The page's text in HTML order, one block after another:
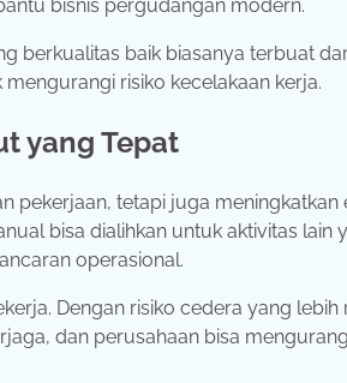
bisnis pergudangan modern.
berkualitas baik biasanya terbuat
risiko kecelakaan kerja.
yang Tepat
tetapi juga meningkatkan
bisa dialihkan untuk aktivitas lain
operasional.
Dengan risiko cedera yang lebih
dan perusahaan bisa